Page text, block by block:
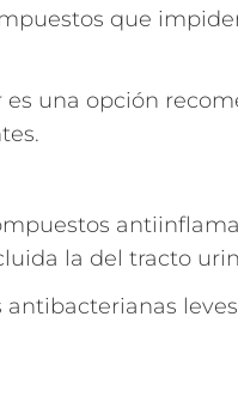
que
una opción
la del tracto